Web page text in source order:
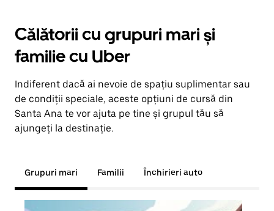
Călătorii cu grupuri mari și
familie cu Uber
Indiferent dacă ai nevoie de spațiu suplimentar sau
de condiții speciale, aceste opțiuni de cursă din
Santa Ana te vor ajuta pe tine și grupul tău să
ajungeți la destinație.
Grupuri mari Familii Închirieri auto